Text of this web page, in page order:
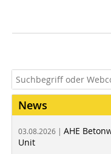
News
03.08.2026 | AHE
Unit